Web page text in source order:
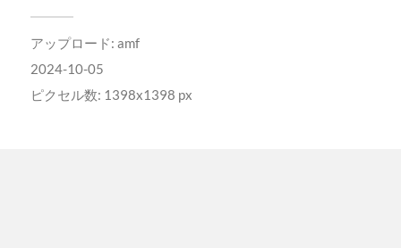
アップロード: amf
2024-10-05
ピクセル数: 1398x1398 px